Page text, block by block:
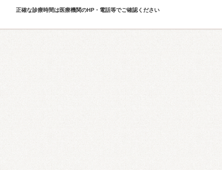
正確な診療時間は医療機関のHP・電話等でご確認ください